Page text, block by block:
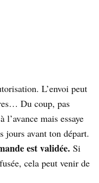
L’envoi peut
Du coup, pas
l’avance mais essaye
jours avant ton départ.
est validée. Si
cela peut venir de